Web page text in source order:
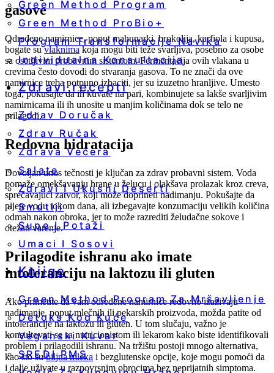
Green Method Program
Green Method ProBio+
Program Transformacije Navika
Individualna Konsultacija
Zdravi recepti
Zdrav Doručak
Zdrav Ručak
Zdrava Večera
Salate
Zdravi I Ukusni Deserti
Smutiji
Supe I Potaži
Umaci I Sosovi
Knjige
Green Method Program Za Mršavljenje
Detoks Kod Kuće
Veganski Kuvar
SREDI PMS
gasove
Određene namirnice, poput mahunarki, brokolija, karfiola i kupusa,
bogate suvlaknimakoja mogu biti teže svarljiva, posebno za osobe
sa osetljivim probavnim sistemom. Fermentacija ovih vlakana u
crevima često dovodi do stvaranja gasova. To ne znači da ove
namirnice treba potpuno izbaciti, jer su izuzetno hranljive. Umesto
toga, pokušajte da ih kuvate na pari, kombinujete sa lakše svarljivim
namirnicama ili ih unosite u manjim količinama dok se telo ne
prilagodi.
Redovna hidratacija
Dovoljan unos tečnosti je ključan za zdrav probavni sistem. Voda
pomaže omekšavanju hrane u želucu i olakšava prolazak kroz creva,
sprečavajući zatvor, koji može doprineti nadimanju. Pokušajte da
pijete vodu tokom dana, ali izbegavajte konzumaciju velikih količina
odmah nakon obroka, jer to može razrediti želudačne sokove i
otežati varenje.
Prilagodite ishranu ako imate
intoleranciju na laktozu ili gluten
Ako primetite da vam određene namirnice redovno izazivaju
nadimanje, poput mlečnih ili pekarskih proizvoda, možda patite od
intolerancije na laktozu ili gluten. U tom slučaju, važno je
konsultovati se sa nutricionistom ili lekarom kako biste identifikovali
problem i prilagodili ishranu. Na tržištu postoji mnogo alternativa,
kao što subiljna mleka i bezglutenske opcije, koje mogu pomoći da
i dalje uživate u raznovrsnim obrocima bez neprijatnih simptoma.